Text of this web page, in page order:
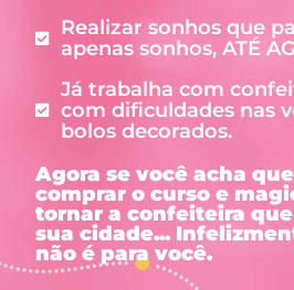
Realizar sonhos que
apenas sonhos, ATÉ
Já trabalha com
com dificuldades nas
bolos decorados.
Agora se você acha
comprar o curso e
tornar a confeiteira
sua cidade...
não é para você.